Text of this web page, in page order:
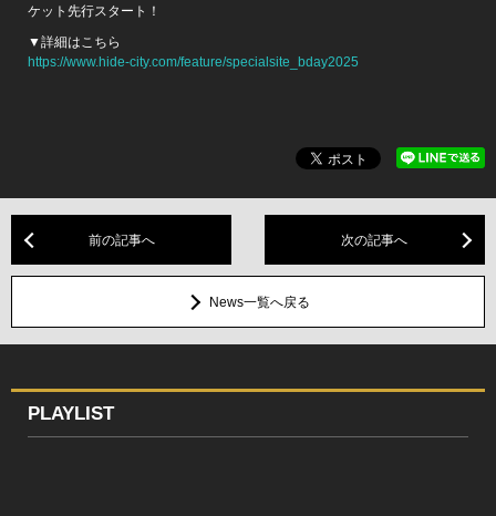
ケット先行スタート！
▼詳細はこちら
https://www.hide-city.com/feature/specialsite_bday2025
前の記事へ 次の記事へ
News一覧へ戻る
PLAYLIST